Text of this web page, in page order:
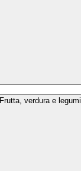
Frutta, verdura e legumi